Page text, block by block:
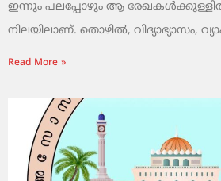
ഇന്നും പലപ്പോഴും ആ രേഖകൾക്കുള്ളിൽ
നിലയിലാണ്. തൊഴിൽ, വിദ്യാഭ്യാസം,
Read More »